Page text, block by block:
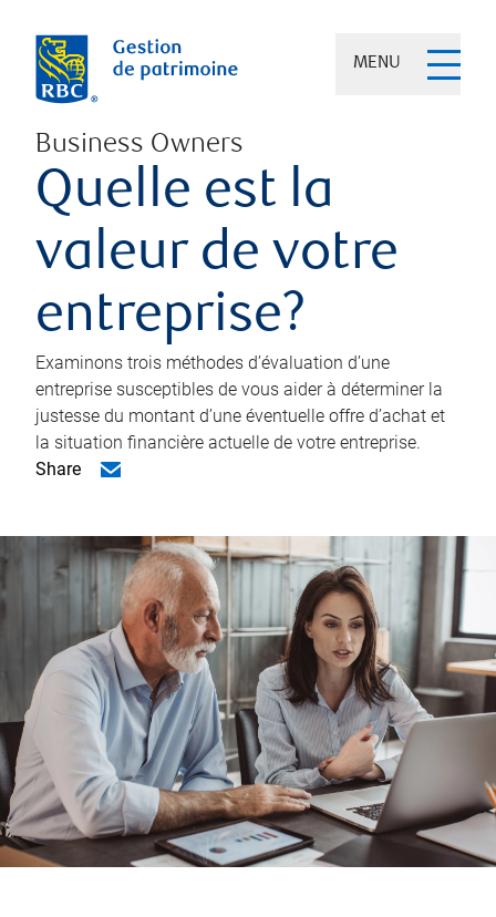
MENU
Business Owners
Quelle est la
valeur de votre
entreprise?
Examinons trois méthodes d’évaluation d’une
entreprise susceptibles de vous aider à déterminer la
justesse du montant d’une éventuelle offre d’achat et
la situation financière actuelle de votre entreprise.
Share